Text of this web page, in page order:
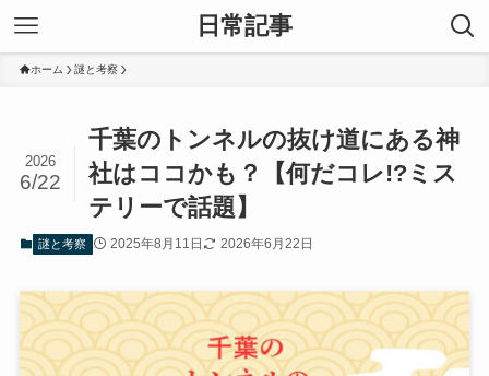
日常記事
ホーム 謎と考察
千葉のトンネルの抜け道にある神
社はココかも？【何だコレ!?ミス
テリーで話題】
2026
6/22
謎と考察 2025年8月11日 2026年6月22日